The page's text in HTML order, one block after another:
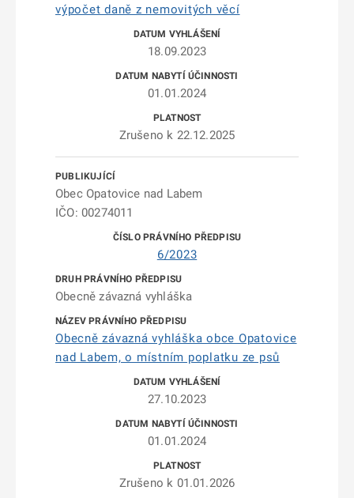
výpočet daně z nemovitých věcí
18.09.2023
01.01.2024
Zrušeno k 22.12.2025
Obec Opatovice nad Labem
IČO: 00274011
6/2023
Obecně závazná vyhláška
Obecně závazná vyhláška obce Opatovice
nad Labem, o místním poplatku ze psů
27.10.2023
01.01.2024
Zrušeno k 01.01.2026